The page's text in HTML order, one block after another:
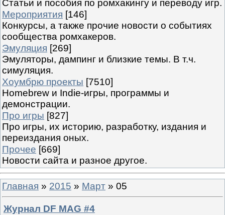
Статьи и пособия по ромхакингу и переводу игр.
Мероприятия [146]
Конкурсы, а также прочие новости о событиях
сообщества ромхакеров.
Эмуляция [269]
Эмуляторы, дампинг и близкие темы. В т.ч.
симуляция.
Хоумбрю проекты [7510]
Homebrew и Indie-игры, программы и
демонстрации.
Про игры [827]
Про игры, их историю, разработку, издания и
переиздания оных.
Прочее [669]
Новости сайта и разное другое.
Главная » 2015 » Март » 05
Журнал DF MAG #4